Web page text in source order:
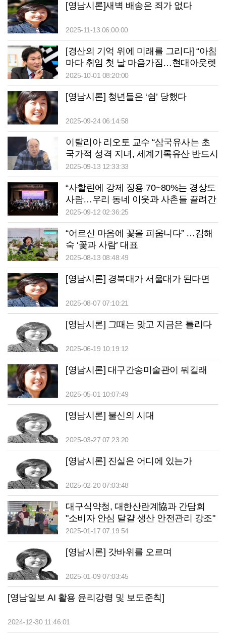
[영남시론]새벽 배송은 죄가 없다
2025-11-13 06:00:00
[경산의 기억 위에 미래를 그리다] “아침
마다 취임 첫 날 마음가짐…현대아웃렛
으로 잠재력 표출”
2025-10-01 08:20:00
[영남시론] 청년들은 ‘쉼’ 당했다
2025-09-24 06:14:58
이탈리아 리오토 교수 “삼국유사는 초
국가적 성격 지녀, 세계기록유산 반드시
등재돼야”
2025-09-13 12:33:33
“사할린에 강제 징용 70~80%는 경상도
사람…우리 동네 이웃과 사촌들 끌려간
셈”
2025-09-12 02:36:25
“어르신 마음에 꽃을 피웁니다” …김해
숙 ‘꽃과 사람’ 대표
2025-08-13 08:48:49
[영남시론] 경북대가 서울대가 된다면
2025-08-07 07:10:21
[영남시론] 그때는 맞고 지금은 틀리다
2025-06-19 10:19:12
[영남시론] 대구간송미술관이 뭐길래
2025-05-01 10:07:49
[영남시론] 불신의 시대
2025-03-27 07:23:20
[영남시론] 진실은 어디에 있는가
2025-02-20 07:03:48
대구식약청, 대한산란계協과 간담회
"소비자 안심 달걀 생산 안전관리 강조"
2025-01-17 07:19:54
[영남시론] 갓바위를 오르며
2025-01-09 07:03:45
[영남일보 AI 활용 윤리강령 및 보도준칙]
2024-12-30 11:46:01